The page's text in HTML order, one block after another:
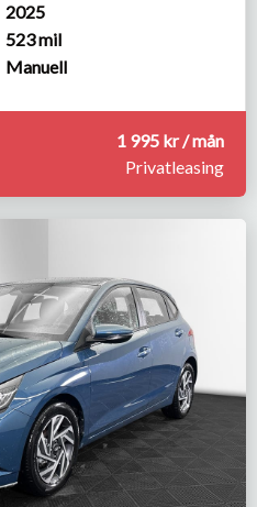
2025
523 mil
Manuell
1 995 kr / mån
Privatleasing